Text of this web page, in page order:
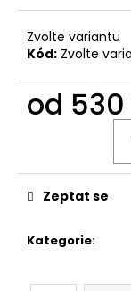
Zvolte variantu
Kód: Zvolte
od 530
Kategorie:
Zeptat se
D
o
p
u
j
e
e